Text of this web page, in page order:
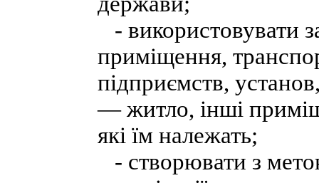
- використовувати
приміщення,
підприємств,
— житло, інші
які їм належать;
- створювати з